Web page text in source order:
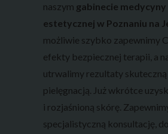
naszym gabinecie medycyny
estetycznej w Poznaniu na
możliwie szybko zapewnimy
efekty bezpiecznej terapii, a
utrwalimy rezultaty skuteczną
pielęgnacją. Już wkrótce
i rozjaśnioną skórę.
specjalistyczną konsultację,